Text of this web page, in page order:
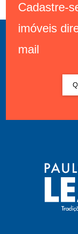
Cadastre-
imóveis
mail